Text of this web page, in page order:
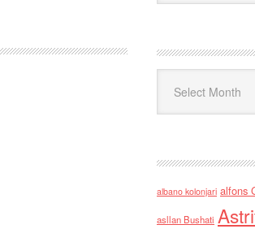
albano kolonjari alfons
asllan Bushati